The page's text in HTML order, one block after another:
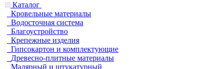
Каталог
Кровельные материалы
Водосточная система
Благоустройство
Крепежные изделия
Гипсокартон и комплектующие
Древесно-плитные материалы
Малярный и штукатурный